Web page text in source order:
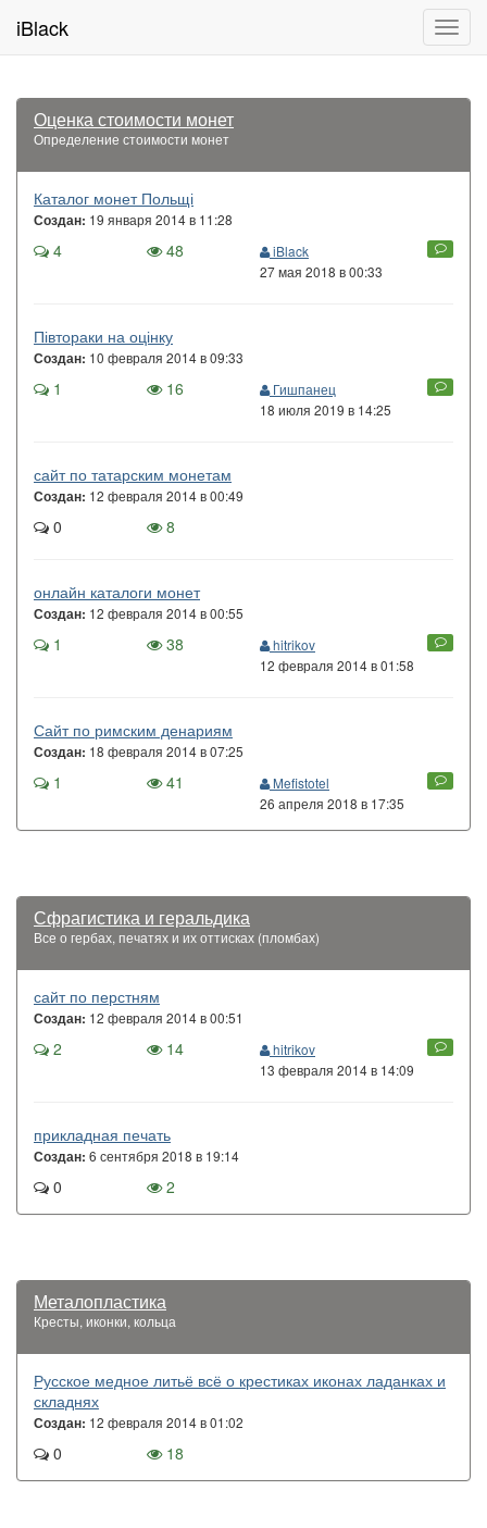
iBlack
Оценка стоимости монет
Определение стоимости монет
Каталог монет Польщі
Создан: 19 января 2014 в 11:28
4 48
iBlack
27 мая 2018 в 00:33
Півтораки на оцінку
Создан: 10 февраля 2014 в 09:33
1 16
Гишпанец
18 июля 2019 в 14:25
сайт по татарским монетам
Создан: 12 февраля 2014 в 00:49
0 8
онлайн каталоги монет
Создан: 12 февраля 2014 в 00:55
1 38
hitrikov
12 февраля 2014 в 01:58
Сайт по римским денариям
Создан: 18 февраля 2014 в 07:25
1 41
Mefistotel
26 апреля 2018 в 17:35
Сфрагистика и геральдика
Все о гербах, печатях и их оттисках (пломбах)
сайт по перстням
Создан: 12 февраля 2014 в 00:51
2 14
hitrikov
13 февраля 2014 в 14:09
прикладная печать
Создан: 6 сентября 2018 в 19:14
0 2
Металопластика
Кресты, иконки, кольца
Русское медное литьё всё о крестиках иконах ладанках и
складнях
Создан: 12 февраля 2014 в 01:02
0 18